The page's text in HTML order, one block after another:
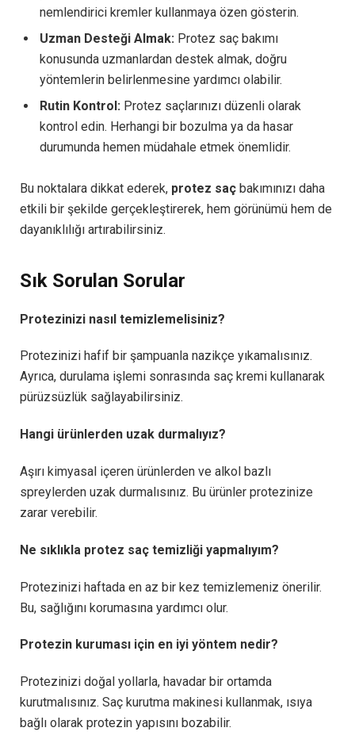
nemlendirici kremler kullanmaya özen gösterin.
Uzman Desteği Almak: Protez saç bakımı
konusunda uzmanlardan destek almak, doğru
yöntemlerin belirlenmesine yardımcı olabilir.
Rutin Kontrol: Protez saçlarınızı düzenli olarak
kontrol edin. Herhangi bir bozulma ya da hasar
durumunda hemen müdahale etmek önemlidir.
Bu noktalara dikkat ederek, protez saç bakımınızı daha
etkili bir şekilde gerçekleştirerek, hem görünümü hem de
dayanıklılığı artırabilirsiniz.
Sık Sorulan Sorular
Protezinizi nasıl temizlemelisiniz?
Protezinizi hafif bir şampuanla nazikçe yıkamalısınız.
Ayrıca, durulama işlemi sonrasında saç kremi kullanarak
pürüzsüzlük sağlayabilirsiniz.
Hangi ürünlerden uzak durmalıyız?
Aşırı kimyasal içeren ürünlerden ve alkol bazlı
spreylerden uzak durmalısınız. Bu ürünler protezinize
zarar verebilir.
Ne sıklıkla protez saç temizliği yapmalıyım?
Protezinizi haftada en az bir kez temizlemeniz önerilir.
Bu, sağlığını korumasına yardımcı olur.
Protezin kuruması için en iyi yöntem nedir?
Protezinizi doğal yollarla, havadar bir ortamda
kurutmalısınız. Saç kurutma makinesi kullanmak, ısıya
bağlı olarak protezin yapısını bozabilir.